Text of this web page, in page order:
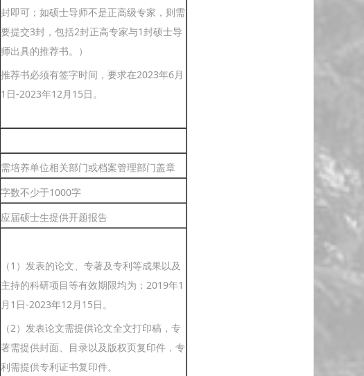
封即可；如硕士导师不是正高级专家，则需
要提交3封，包括2封正高专家与1封硕士导
师出具的推荐书。）
推荐书必须有签字时间，要求在2023年6月
1日-2023年12月15日。
需培养单位相关部门或档案管理部门盖章
字数不少于1000字
应届硕士生提供开题报告
（1）发表的论文、专著及专利等成果以及
主持的科研项目等有效期限均为：2019年1
月1日-2023年12月15日。
（2）发表论文需提供论文全文打印稿，专
著需提供封面、目录以及版权页复印件，专
利需提供专利证书复印件。